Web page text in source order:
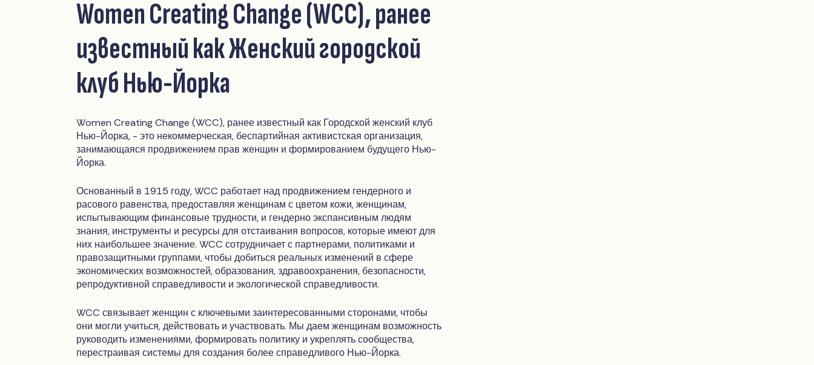
Women Creating Change (WCC), ранее
известный как Женский городской
клуб Нью-Йорка
Women Creating Change (WCC), ранее известный как Городской женский клуб
Нью-Йорка, - это некоммерческая, беспартийная активистская организация,
занимающаяся продвижением прав женщин и формированием будущего Нью-
Йорка.
Основанный в 1915 году, WCC работает над продвижением гендерного и
расового равенства, предоставляя женщинам с цветом кожи, женщинам,
испытывающим финансовые трудности, и гендерно экспансивным людям
знания, инструменты и ресурсы для отстаивания вопросов, которые имеют для
них наибольшее значение. WCC сотрудничает с партнерами, политиками и
правозащитными группами, чтобы добиться реальных изменений в сфере
экономических возможностей, образования, здравоохранения, безопасности,
репродуктивной справедливости и экологической справедливости.
WCC связывает женщин с ключевыми заинтересованными сторонами, чтобы
они могли учиться, действовать и участвовать. Мы даем женщинам возможность
руководить изменениями, формировать политику и укреплять сообщества,
перестраивая системы для создания более справедливого Нью-Йорка.